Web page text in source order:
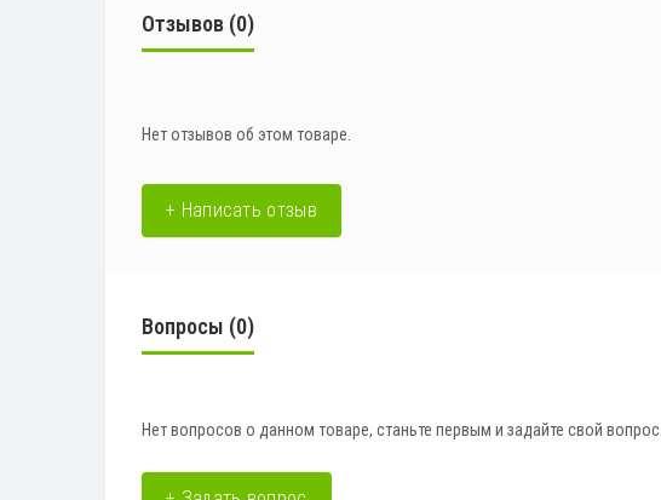
Отзывов (0)
Нет отзывов об этом товаре.
+ Написать отзыв
Вопросы (0)
Нет вопросов о данном товаре, станьте первым и задайте свой вопрос.